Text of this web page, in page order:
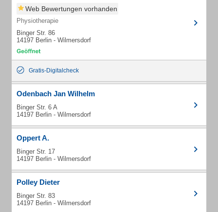
Web Bewertungen vorhanden
Physiotherapie
Binger Str. 86
14197 Berlin - Wilmersdorf
Gratis-Digitalcheck
Odenbach Jan Wilhelm
Binger Str. 6 A
14197 Berlin - Wilmersdorf
Oppert A.
Binger Str. 17
14197 Berlin - Wilmersdorf
Polley Dieter
Binger Str. 83
14197 Berlin - Wilmersdorf